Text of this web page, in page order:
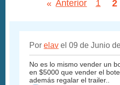
« Anterior 1 2
Porelav el 09 de Junio
No es lo mismo vender un
en $5000 que vender el
además regalar el trailer..